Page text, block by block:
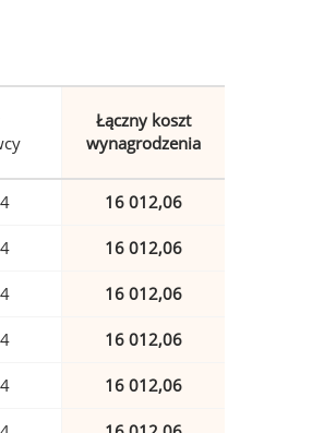
Łączny koszt
wynagrodzenia
16 012,06
16 012,06
16 012,06
16 012,06
16 012,06